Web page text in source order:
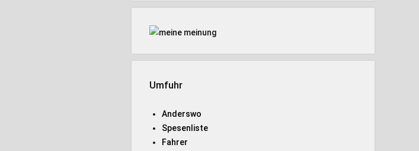
Umfuhr
Anderswo
Spesenliste
Fahrer